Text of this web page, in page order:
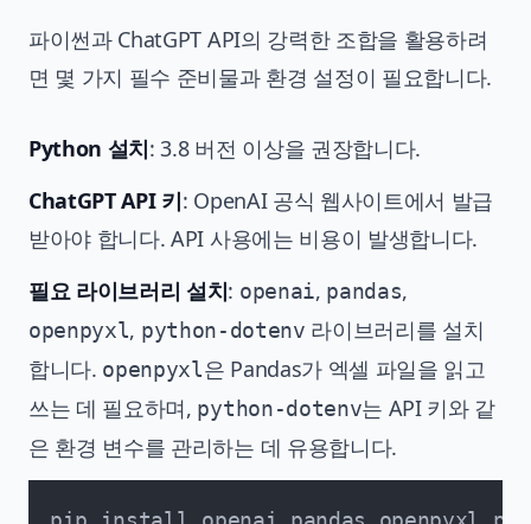
파이썬과 ChatGPT API의 강력한 조합을 활용하려
면 몇 가지 필수 준비물과 환경 설정이 필요합니다.
Python 설치: 3.8 버전 이상을 권장합니다.
ChatGPT API 키: OpenAI 공식 웹사이트에서 발급
받아야 합니다. API 사용에는 비용이 발생합니다.
필요 라이브러리 설치: openai, pandas,
openpyxl, python-dotenv 라이브러리를 설치
합니다. openpyxl은 Pandas가 엑셀 파일을 읽고
쓰는 데 필요하며, python-dotenv는 API 키와 같
은 환경 변수를 관리하는 데 유용합니다.